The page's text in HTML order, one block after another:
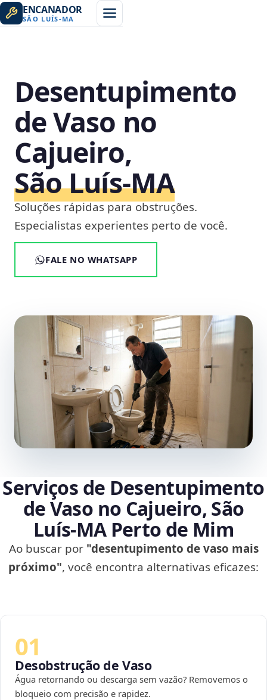
ENCANADOR
SÃO LUÍS-MA
Desentupimento
de Vaso no
Cajueiro,
São Luís‑MA
Soluções rápidas para obstruções.
Especialistas experientes perto de você.
FALE NO WHATSAPP
Serviços de Desentupimento
de Vaso no Cajueiro, São
Luís‑MA Perto de Mim
Ao buscar por "desentupimento de vaso mais
próximo", você encontra alternativas eficazes:
01
Desobstrução de Vaso
Água retornando ou descarga sem vazão? Removemos o
bloqueio com precisão e rapidez.